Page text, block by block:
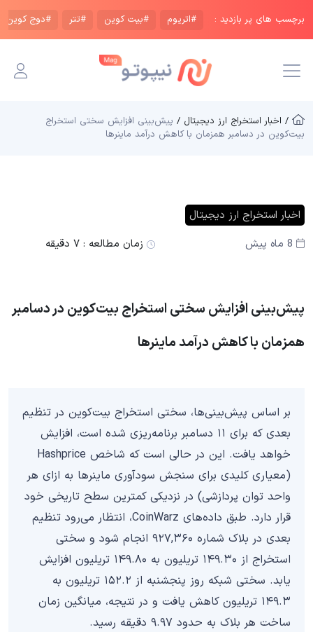
برچسب های پر بازدید : #اتریوم #بیت کوین #تتر #دوج کوین
/ اخبار استخراج ارز دیجیتال / پیش‌بینی افزایش سختی استخراج
بیت‌کوین در دسامبر همزمان با کاهش درآمد ماینرها
اخبار استخراج ارز دیجیتال
8 ماه پیش
زمان مطالعه : ۷ دقیقه
پیش‌بینی افزایش سختی استخراج بیت‌کوین در دسامبر
همزمان با کاهش درآمد ماینرها
بر اساس پیش‌بینی‌ها، سختی استخراج بیت‌کوین در تنظیم
بعدی که برای ۱۱ دسامبر برنامه‌ریزی شده است، افزایش
خواهد یافت. این در حالی است که شاخص Hashprice
(معیاری کلیدی برای سنجش سودآوری ماینرها به ازای هر
واحد توان پردازشی) در نزدیکی کمترین سطح تاریخی خود
قرار دارد. طبق داده‌های CoinWarz، انتظار می‌رود تنظیم
بعدی در بلاک شماره ۹۲۷,۳۶۰ انجام شود و سختی
استخراج از ۱۴۹.۳۰ تریلیون به ۱۴۹.۸۰ تریلیون افزایش
یابد. سختی شبکه روز پنجشنبه از ۱۵۲.۲ تریلیون به
۱۴۹.۳ تریلیون کاهش یافت و در نتیجه، میانگین زمان
ساخت هر بلاک به حدود ۹.۹۷ دقیقه رسید.